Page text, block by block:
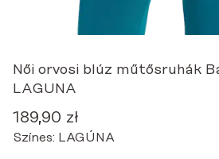
Női orvosi blúz műtősruhák
LAGUNA
189,90 zł
Színes: LAGÚNA